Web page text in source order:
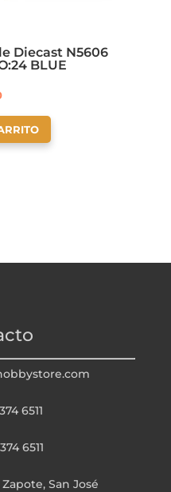
Diecast N5606
BLUE
6511
6511
San José